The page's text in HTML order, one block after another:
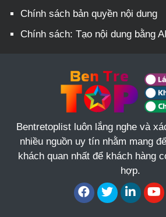
Chính sách bản quyền nội dung
Chính sách: Tạo nội dung bằng
Bentretoplist luôn lắng nghe và
nhiều nguồn uy tín nhằm mang
khách quan nhất để khách hàng
hợp.